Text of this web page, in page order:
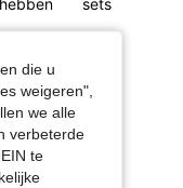
die u
weigeren",
we alle
verbeterde
te